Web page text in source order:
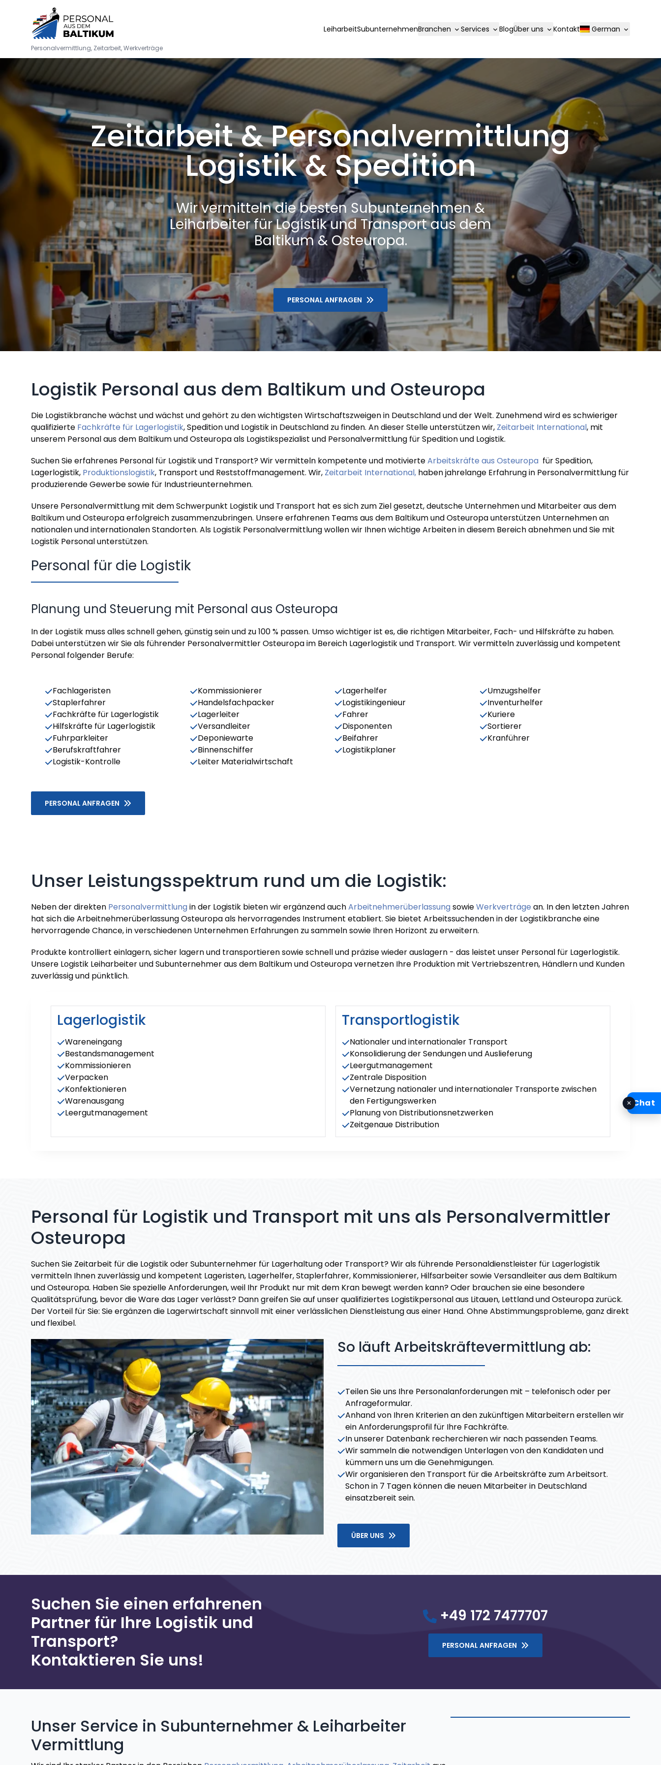
Personalvermittlung, Zeitarbeit, Werkverträge
LeiharbeitSubunternehmenBranchen Services BlogÜber uns Kontakt German
Zeitarbeit & Personalvermittlung
Logistik & Spedition
Wir vermitteln die besten Subunternehmen &
Leiharbeiter für Logistik und Transport aus dem
Baltikum & Osteuropa.
PERSONAL ANFRAGEN
Logistik Personal aus dem Baltikum und Osteuropa
Die Logistikbranche wächst und wächst und gehört zu den wichtigsten Wirtschaftszweigen in Deutschland und der Welt. Zunehmend wird es schwieriger
qualifizierte Fachkräfte für Lagerlogistik, Spedition und Logistik in Deutschland zu finden. An dieser Stelle unterstützen wir, Zeitarbeit International, mit
unserem Personal aus dem Baltikum und Osteuropa als Logistikspezialist und Personalvermittlung für Spedition und Logistik.
Suchen Sie erfahrenes Personal für Logistik und Transport? Wir vermitteln kompetente und motivierteArbeitskräfte aus Osteuropa für Spedition,
Lagerlogistik, Produktionslogistik, Transport und Reststoffmanagement. Wir, Zeitarbeit International, haben jahrelange Erfahrung in Personalvermittlung für
produzierende Gewerbe sowie für Industrieunternehmen.
Unsere Personalvermittlung mit dem Schwerpunkt Logistik und Transport hat es sich zum Ziel gesetzt, deutsche Unternehmen und Mitarbeiter aus dem
Baltikum und Osteuropa erfolgreich zusammenzubringen. Unsere erfahrenen Teams aus dem Baltikum und Osteuropa unterstützen Unternehmen an
nationalen und internationalen Standorten. Als Logistik Personalvermittlung wollen wir Ihnen wichtige Arbeiten in diesem Bereich abnehmen und Sie mit
Logistik Personal unterstützen.
Personal für die Logistik
Planung und Steuerung mit Personal aus Osteuropa
In der Logistik muss alles schnell gehen, günstig sein und zu 100 % passen. Umso wichtiger ist es, die richtigen Mitarbeiter, Fach- und Hilfskräfte zu haben.
Dabei unterstützen wir Sie als führender Personalvermittler Osteuropa im Bereich Lagerlogistik und Transport. Wir vermitteln zuverlässig und kompetent
Personal folgender Berufe:
Fachlageristen
Staplerfahrer
Fachkräfte für Lagerlogistik
Hilfskräfte für Lagerlogistik
Fuhrparkleiter
Berufskraftfahrer
Logistik-Kontrolle
Kommissionierer
Handelsfachpacker
Lagerleiter
Versandleiter
Deponiewarte
Binnenschiffer
Leiter Materialwirtschaft
Lagerhelfer
Logistikingenieur
Fahrer
Disponenten
Beifahrer
Logistikplaner
Umzugshelfer
Inventurhelfer
Kuriere
Sortierer
Kranführer
PERSONAL ANFRAGEN
Unser Leistungsspektrum rund um die Logistik:
Neben der direkten Personalvermittlungin der Logistik bieten wir ergänzend auchArbeitnehmerüberlassungsowieWerkverträge an. In den letzten Jahren
hat sich die Arbeitnehmerüberlassung Osteuropa als hervorragendes Instrument etabliert. Sie bietet Arbeitssuchenden in der Logistikbranche eine
hervorragende Chance, in verschiedenen Unternehmen Erfahrungen zu sammeln sowie Ihren Horizont zu erweitern.
Produkte kontrolliert einlagern, sicher lagern und transportieren sowie schnell und präzise wieder auslagern - das leistet unser Personal für Lagerlogistik.
Unsere Logistik Leiharbeiter und Subunternehmer aus dem Baltikum und Osteuropa vernetzen Ihre Produktion mit Vertriebszentren, Händlern und Kunden
zuverlässig und pünktlich.
Lagerlogistik
Wareneingang
Bestandsmanagement
Kommissionieren
Verpacken
Konfektionieren
Warenausgang
Leergutmanagement
Transportlogistik
Nationaler und internationaler Transport
Konsolidierung der Sendungen und Auslieferung
Leergutmanagement
Zentrale Disposition
Vernetzung nationaler und internationaler Transporte zwischen
den Fertigungswerken
Planung von Distributionsnetzwerken
Zeitgenaue Distribution
Personal für Logistik und Transport mit uns als Personalvermittler
Osteuropa
Suchen Sie Zeitarbeit für die Logistik oder Subunternehmer für Lagerhaltung oder Transport? Wir als führende Personaldienstleister für Lagerlogistik
vermitteln Ihnen zuverlässig und kompetent Lageristen, Lagerhelfer, Staplerfahrer, Kommissionierer, Hilfsarbeiter sowie Versandleiter aus dem Baltikum
und Osteuropa. Haben Sie spezielle Anforderungen, weil Ihr Produkt nur mit dem Kran bewegt werden kann? Oder brauchen sie eine besondere
Qualitätsprüfung, bevor die Ware das Lager verlässt? Dann greifen Sie auf unser qualifiziertes Logistikpersonal aus Litauen, Lettland und Osteuropa zurück.
Der Vorteil für Sie: Sie ergänzen die Lagerwirtschaft sinnvoll mit einer verlässlichen Dienstleistung aus einer Hand. Ohne Abstimmungsprobleme, ganz direkt
und flexibel.
So läuft Arbeitskräftevermittlung ab:
Teilen Sie uns Ihre Personalanforderungen mit – telefonisch oder per
Anfrageformular.
Anhand von Ihren Kriterien an den zukünftigen Mitarbeitern erstellen wir
ein Anforderungsprofil für Ihre Fachkräfte.
In unserer Datenbank recherchieren wir nach passenden Teams.
Wir sammeln die notwendigen Unterlagen von den Kandidaten und
kümmern uns um die Genehmigungen.
Wir organisieren den Transport für die Arbeitskräfte zum Arbeitsort.
Schon in 7 Tagen können die neuen Mitarbeiter in Deutschland
einsatzbereit sein.
ÜBER UNS
Suchen Sie einen erfahrenen
Partner für Ihre Logistik und
Transport?
Kontaktieren Sie uns!
+49 172 7477707
PERSONAL ANFRAGEN
Unser Service in Subunternehmer & Leiharbeiter
Vermittlung
Chat
✕